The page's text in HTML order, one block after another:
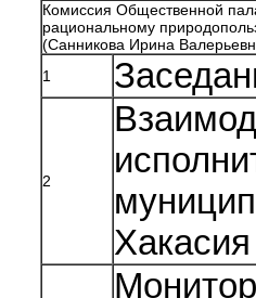
Комиссия Общественной
рациональному
(Санникова Ирина
1
2
Хакасия